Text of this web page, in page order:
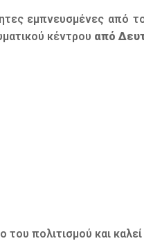
εμπνευσμένες από
κέντρου από
πολιτισμού και